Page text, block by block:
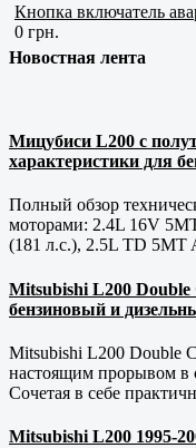
Кнопка включатель
0 грн.
Новостная лента
Мицубиси L200 с
характеристики для
Полный обзор
моторами: 2.4L 16V
(181 л.с.), 2.5L TD 5MT
Mitsubishi L200 Double
бензиновый и
Mitsubishi L200 Double
настоящим прорывом в
Сочетая в себе
Mitsubishi L200 1995-